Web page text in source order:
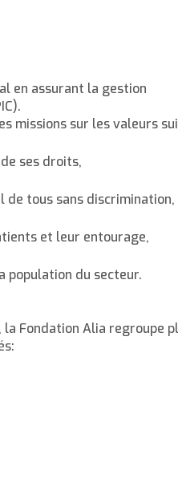
en assurant la gestion
missions sur les valeurs
ses droits,
tous sans discrimination,
et leur entourage,
population du secteur.
Fondation Alia regroupe